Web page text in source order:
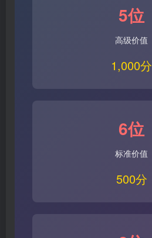
5位
高级价值
1,000分
6位
标准价值
500分